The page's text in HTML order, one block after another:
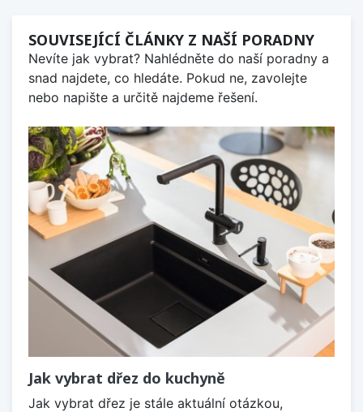
SOUVISEJÍCÍ ČLÁNKY Z NAŠÍ PORADNY
Nevíte jak vybrat? Nahlédněte do naší poradny a
snad najdete, co hledáte. Pokud ne, zavolejte
nebo napište a určitě najdeme řešení.
Jak vybrat dřez do kuchyně
Jak vybrat dřez je stále aktuální otázkou,